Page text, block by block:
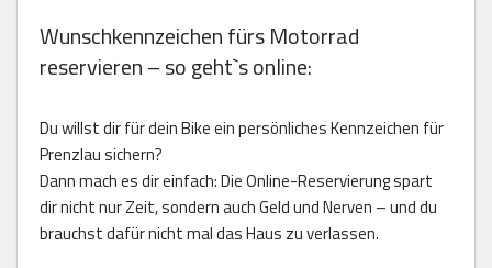
Wunschkennzeichen fürs Motorrad
reservieren – so geht`s online:
Du willst dir für dein Bike ein persönliches Kennzeichen für
Prenzlau sichern?
Dann mach es dir einfach: Die Online-Reservierung spart
dir nicht nur Zeit, sondern auch Geld und Nerven – und du
brauchst dafür nicht mal das Haus zu verlassen.